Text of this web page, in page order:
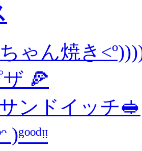
ゃん焼き
🍕
ンドイッチ🥪